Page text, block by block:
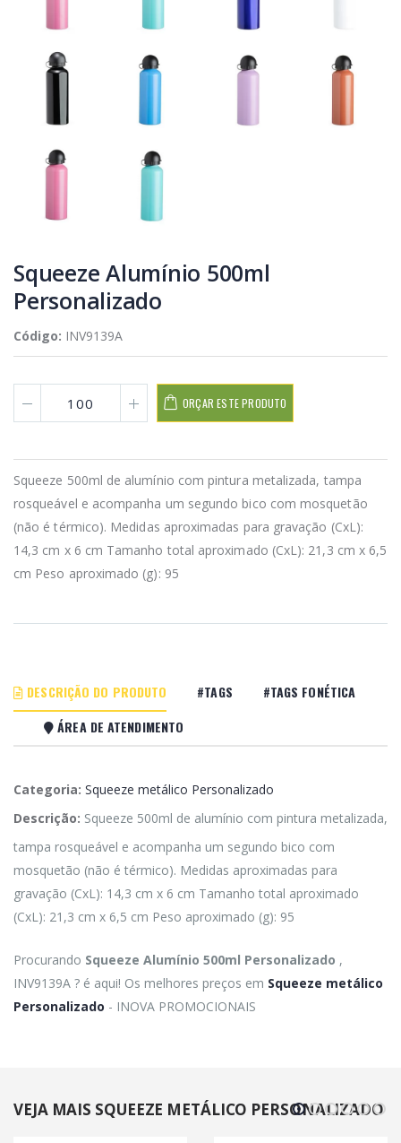
Squeeze Alumínio 500ml
Personalizado
Código: INV9139A
ORÇAR ESTE PRODUTO
Squeeze 500ml de alumínio com pintura metalizada, tampa
rosqueável e acompanha um segundo bico com mosquetão
(não é térmico). Medidas aproximadas para gravação (CxL):
14,3 cm x 6 cm Tamanho total aproximado (CxL): 21,3 cm x 6,5
cm Peso aproximado (g): 95
DESCRIÇÃO DO PRODUTO #TAGS
#TAGS FONÉTICA
ÁREA DE ATENDIMENTO
Categoria: Squeeze metálico Personalizado
Descrição: Squeeze 500ml de alumínio com pintura metalizada,
tampa rosqueável e acompanha um segundo bico com
mosquetão (não é térmico). Medidas aproximadas para
gravação (CxL): 14,3 cm x 6 cm Tamanho total aproximado
(CxL): 21,3 cm x 6,5 cm Peso aproximado (g): 95
Procurando Squeeze Alumínio 500ml Personalizado ,
INV9139A ? é aqui! Os melhores preços em Squeeze metálico
Personalizado - INOVA PROMOCIONAIS
VEJA MAIS SQUEEZE METÁLICO PERSONALIZADO